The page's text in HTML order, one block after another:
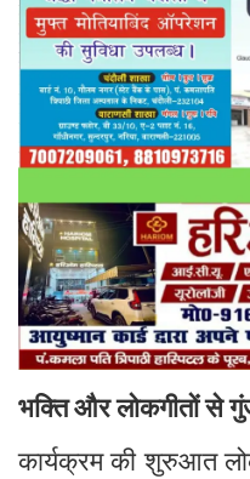
भक्ति और लोकगीतों से
कार्यक्रम की शुरुआत